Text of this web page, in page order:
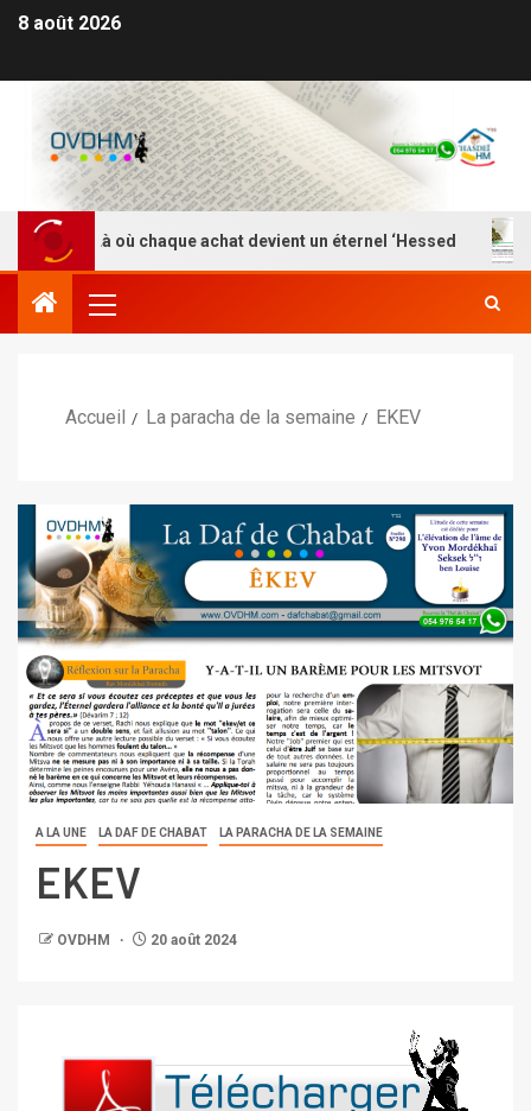
8 août 2026
– Là où chaque achat devient un éternel ‘Hessed
Accueil La paracha de la semaine EKEV
A LA UNE LA DAF DE CHABAT LA PARACHA DE LA SEMAINE
EKEV
OVDHM 20 août 2024